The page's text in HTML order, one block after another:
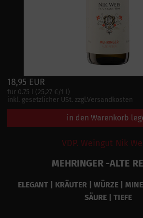
18,95 EUR
für 0.75 l (25,27 €/1 l)
inkl. gesetzlicher USt. zzgl.Versandkosten
in den Warenkorb
VDP. Weingut Nik
MEHRINGER -ALTE
ELEGANT | KRÄUTER | WÜRZE |
SÄURE | TIEFE